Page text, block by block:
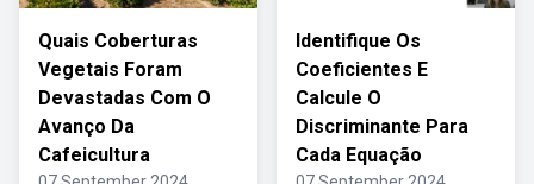
Quais Coberturas
Vegetais Foram
Devastadas Com O
Avanço Da
Cafeicultura
Identifique Os
Coeficientes E
Calcule O
Discriminante Para
Cada Equação